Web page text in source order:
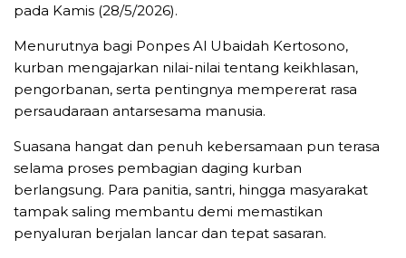
pada Kamis (28/5/2026).
Menurutnya bagi Ponpes Al Ubaidah Kertosono,
kurban mengajarkan nilai-nilai tentang keikhlasan,
pengorbanan, serta pentingnya mempererat rasa
persaudaraan antarsesama manusia.
Suasana hangat dan penuh kebersamaan pun terasa
selama proses pembagian daging kurban
berlangsung. Para panitia, santri, hingga masyarakat
tampak saling membantu demi memastikan
penyaluran berjalan lancar dan tepat sasaran.